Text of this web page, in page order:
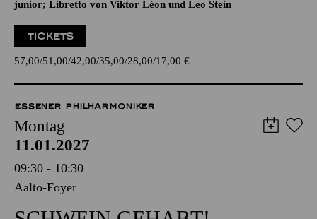
Zusammengestellt, bearbeitet und ergänzt von Adolf Müller
junior; Libretto von Viktor Léon und Leo Stein
57,00 51,00 42,00 35,00 28,00
ESSENER PHILHARMONIKER
Montag
11.01.2027
09:30 - 10:30